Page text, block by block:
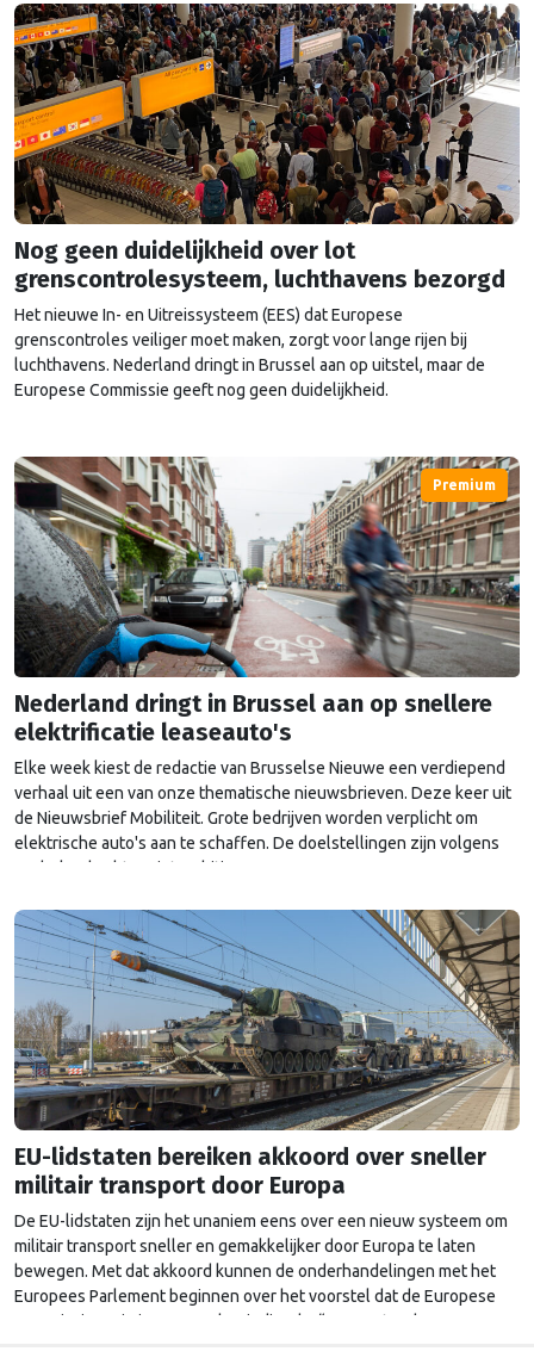
Nog geen duidelijkheid over lot
grenscontrolesysteem, luchthavens bezorgd
Het nieuwe In- en Uitreissysteem (EES) dat Europese
grenscontroles veiliger moet maken, zorgt voor lange rijen bij
luchthavens. Nederland dringt in Brussel aan op uitstel, maar de
Europese Commissie geeft nog geen duidelijkheid.
Premium
Nederland dringt in Brussel aan op snellere
elektrificatie leaseauto's
Elke week kiest de redactie van Brusselse Nieuwe een verdiepend
verhaal uit een van onze thematische nieuwsbrieven. Deze keer uit
de Nieuwsbrief Mobiliteit. Grote bedrijven worden verplicht om
elektrische auto's aan te schaffen. De doelstellingen zijn volgens
Nederland echter niet ambitieus genoeg.
EU-lidstaten bereiken akkoord over sneller
militair transport door Europa
De EU-lidstaten zijn het unaniem eens over een nieuw systeem om
militair transport sneller en gemakkelijker door Europa te laten
bewegen. Met dat akkoord kunnen de onderhandelingen met het
Europees Parlement beginnen over het voorstel dat de Europese
Commissie vorig jaar november indiende. “In een steeds